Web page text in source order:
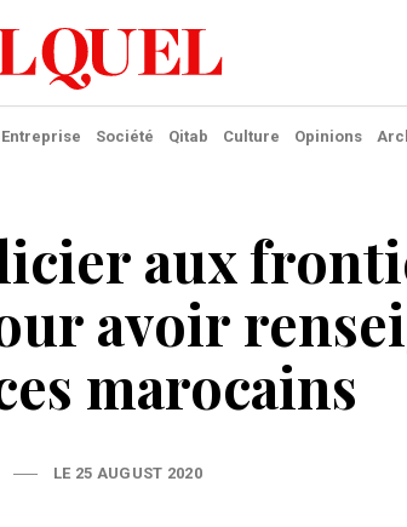
Société Qitab Culture Opinions
aux
avoir
marocains
LE 25 AUGUST 2020